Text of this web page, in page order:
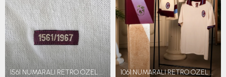
1561 NUMARALI RETRO ÖZEL SET
1061 NUMARALI RETRO ÖZEL SET